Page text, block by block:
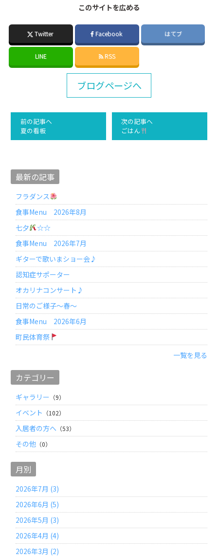
このサイトを広める
Twitter Facebook はてブ
LINE RSS
ブログページへ
前の記事へ
夏の看板
次の記事へ
ごはん
最新の記事
フラダンス
食事Menu 2026年8月
七夕
☆☆
食事Menu 2026年7月
ギターで歌いまショー会♪
認知症サポーター
オカリナコンサート♪
日常のご様子～春～
食事Menu 2026年6月
町民体育祭
一覧を見る
カテゴリー
ギャラリー （9）
イベント （102）
入居者の方へ （53）
その他 （0）
月別
2026年7月 (3)
2026年6月 (5)
2026年5月 (3)
2026年4月 (4)
2026年3月 (2)